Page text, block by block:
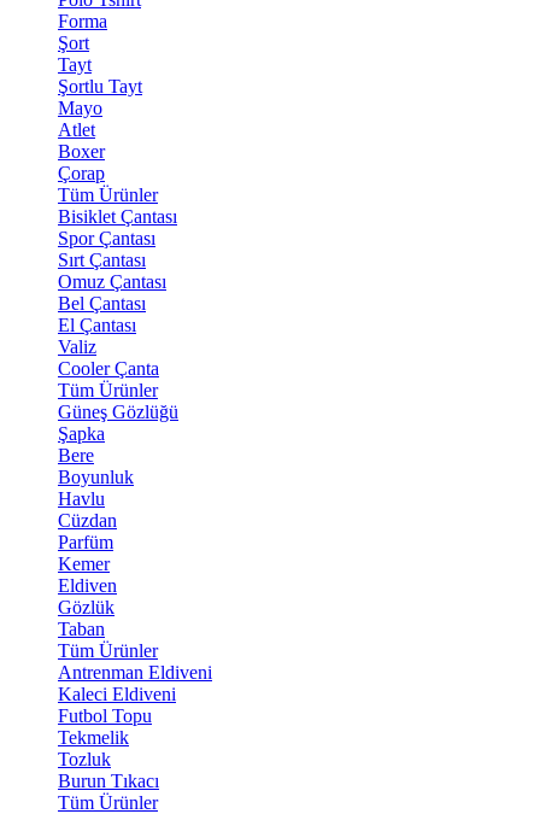
Forma
Şort
Tayt
Şortlu Tayt
Mayo
Atlet
Boxer
Çorap
Tüm Ürünler
Bisiklet Çantası
Spor Çantası
Sırt Çantası
Omuz Çantası
Bel Çantası
El Çantası
Valiz
Cooler Çanta
Tüm Ürünler
Güneş Gözlüğü
Şapka
Bere
Boyunluk
Havlu
Cüzdan
Parfüm
Kemer
Eldiven
Gözlük
Taban
Tüm Ürünler
Antrenman Eldiveni
Kaleci Eldiveni
Futbol Topu
Tekmelik
Tozluk
Burun Tıkacı
Tüm Ürünler